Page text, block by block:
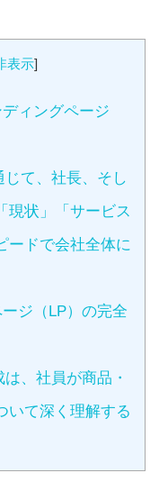
表示]
ィングページ
て、社長、そし
現状」「サービス
ードで会社全体に
ジ（LP）の完全
、社員が商品・
いて深く理解する